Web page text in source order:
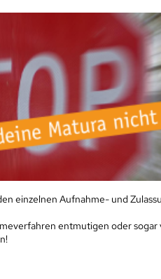
einzelnen Aufnahme- und
entmutigen oder sogar